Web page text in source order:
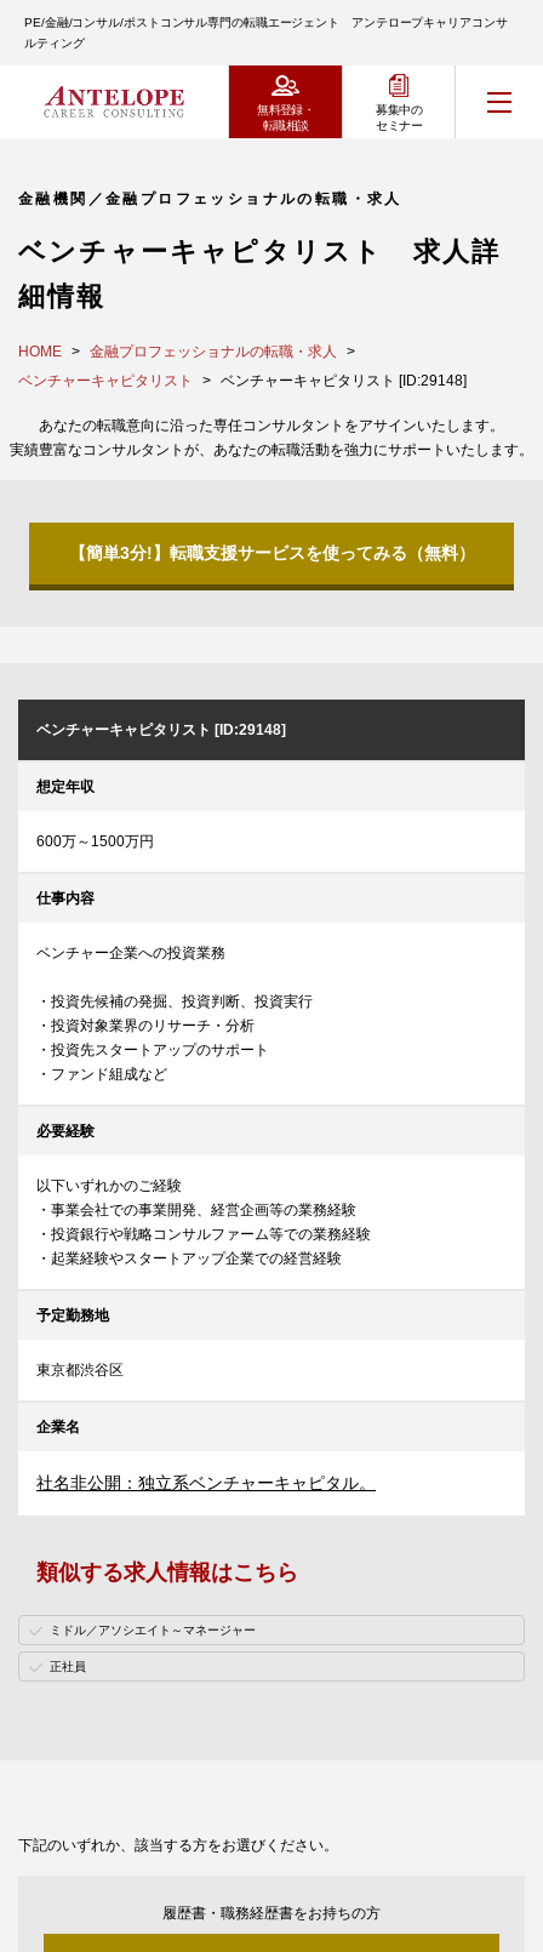
PE/金融/コンサル/ポストコンサル専門の転職エージェント アンテロープキャリアコンサ
ルティング
無料登録・
転職相談
募集中の
セミナー
金融機関／金融プロフェッショナルの転職・求人
ベンチャーキャピタリスト 求人詳
細情報
HOME
金融プロフェッショナルの転職・求人
ベンチャーキャピタリスト
ベンチャーキャピタリスト [ID:29148]
あなたの転職意向に沿った専任コンサルタントをアサインいたします。
実績豊富なコンサルタントが、あなたの転職活動を強力にサポートいたします。
【簡単3分!】転職支援サービスを使ってみる（無料）
ベンチャーキャピタリスト [ID:29148]
想定年収
600万～1500万円
仕事内容
ベンチャー企業への投資業務
・投資先候補の発掘、投資判断、投資実行
・投資対象業界のリサーチ・分析
・投資先スタートアップのサポート
・ファンド組成など
必要経験
以下いずれかのご経験
・事業会社での事業開発、経営企画等の業務経験
・投資銀行や戦略コンサルファーム等での業務経験
・起業経験やスタートアップ企業での経営経験
予定勤務地
東京都渋谷区
企業名
社名非公開：独立系ベンチャーキャピタル。
類似する求人情報はこちら
ミドル／アソシエイト～マネージャー
正社員
下記のいずれか、該当する方をお選びください。
履歴書・職務経歴書をお持ちの方